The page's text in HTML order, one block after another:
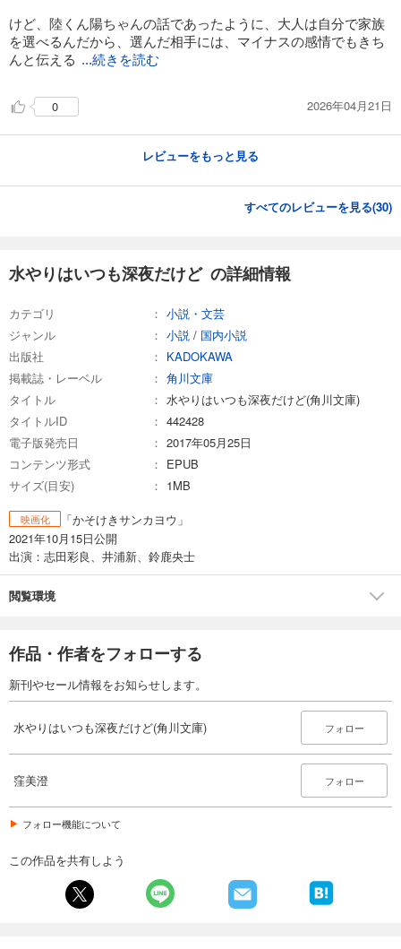
けど、陸くん陽ちゃんの話であったように、大人は自分で家族
を選べるんだから、選んだ相手には、マイナスの感情でもきち
んと伝える ...続きを読む
0 2026年04月21日
レビューをもっと見る
すべてのレビューを見る(30)
水やりはいつも深夜だけど の詳細情報
カテゴリ
小説・文芸
ジャンル
小説 / 国内小説
出版社
KADOKAWA
掲載誌・レーベル
角川文庫
タイトル
水やりはいつも深夜だけど(角川文庫)
タイトルID
442428
電子版発売日
2017年05月25日
コンテンツ形式
EPUB
サイズ(目安)
1MB
映画化
「かそけきサンカヨウ」
2021年10月15日公開
出演：志田彩良、井浦新、鈴鹿央士
閲覧環境
作品・作者をフォローする
新刊やセール情報をお知らせします。
水やりはいつも深夜だけど(角川文庫) フォロー
窪美澄 フォロー
フォロー機能について
この作品を共有しよう